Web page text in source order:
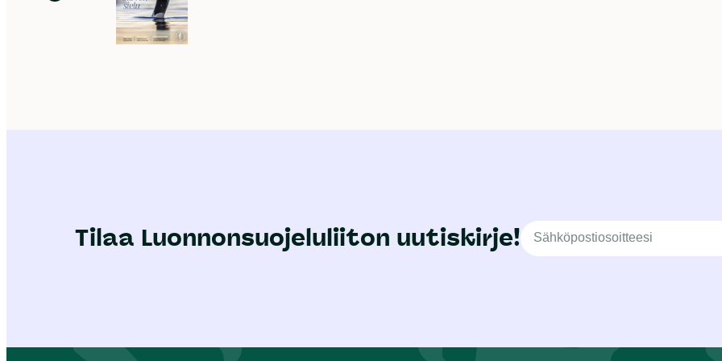
Tilaa Luonnonsuojeluliiton uutiskirje!